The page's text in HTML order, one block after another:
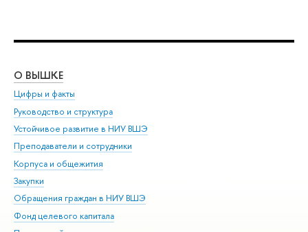
О ВЫШКЕ
Цифры и факты
Руководство и структура
Устойчивое развитие в НИУ ВШЭ
Преподаватели и сотрудники
Корпуса и общежития
Закупки
Обращения граждан в НИУ ВШЭ
Фонд целевого капитала